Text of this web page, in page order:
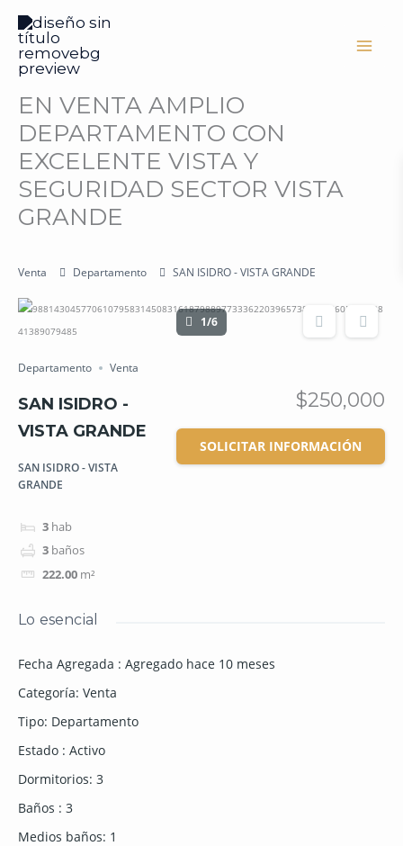
contenido
EN VENTA AMPLIO
DEPARTAMENTO CON
EXCELENTE VISTA Y
SEGURIDAD SECTOR VISTA
GRANDE
Venta Departamento SAN ISIDRO - VISTA GRANDE
1/6
Departamento Venta
SAN ISIDRO -
VISTA GRANDE
SAN ISIDRO - VISTA
GRANDE
3 hab
3 baños
222.00 m²
$250,000
SOLICITAR INFORMACIÓN
Lo esencial
Fecha Agregada : Agregado hace 10 meses
Categoría: Venta
Tipo: Departamento
Estado : Activo
Dormitorios: 3
Baños : 3
Medios baños: 1